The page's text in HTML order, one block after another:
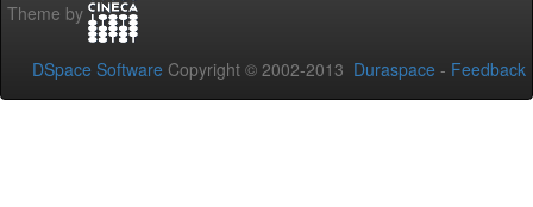
Theme by
DSpace Software Copyright © 2002-2013 Duraspace - Feedback